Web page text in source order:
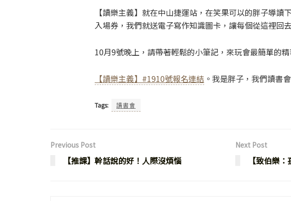
【讀樂主義】就在中山捷運站，在笑果可以的胖子導
入場券，我們就送電子寫作知識圖卡，讓每個從這裡回
10月9號晚上，請帶著輕鬆的小筆記，來玩會最簡單的精
【讀樂主義】#1910號報名連結 。我是胖子，我們讀書
Tags: 讀書會
Previous Post
【推課】幹話說的好！人際沒煩惱
Next Post
【致伯樂